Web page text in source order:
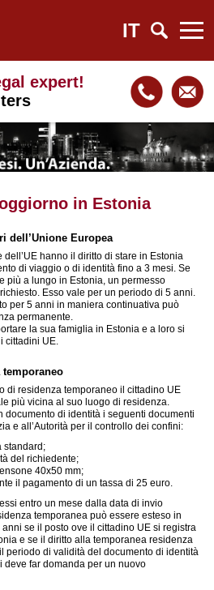
IT
expert!
in Estonia
dell’Unione Europea
hanno il diritto di stare in Estonia
di viaggio o di identità fino a 3 mesi. Se
più a lungo in Estonia, un permesso
Esso vale per un periodo di 5 anni.
per 5 anni in maniera continuativa può
permanente.
la sua famiglia in Estonia e a loro si
cittadini UE.
di residenza temporaneo il cittadino UE
più vicina al suo luogo di residenza.
documento di identità i seguenti documenti
e all’Autorità per il controllo dei confini:
standard;
del richiedente;
40x50 mm;
il pagamento di un tassa di 25 euro.
entro un mese dalla data di invio
temporanea può essere esteso in
se il posto ove il cittadino UE si registra
e se il diritto alla temporanea residenza
periodo di validità del documento di identità
deve far domanda per un nuovo